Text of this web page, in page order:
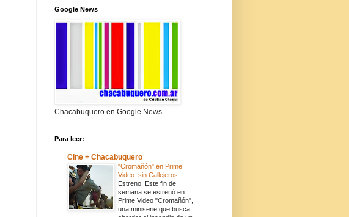
Google News
Chacabuquero en Google News
Para leer:
Cine + Chacabuquero
"Cromañón" en Prime
Video: sin Callejeros -
Estreno. Este fin de
semana se estrenó en
Prime Video "Cromañón",
una miniserie que busca